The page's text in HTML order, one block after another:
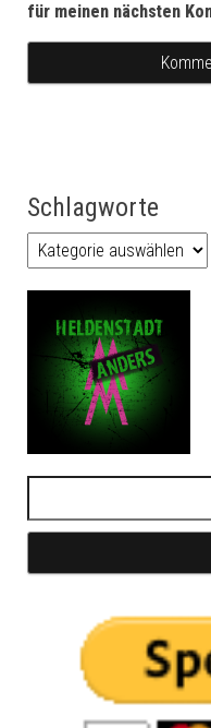
für meinen nächsten
Schlagworte